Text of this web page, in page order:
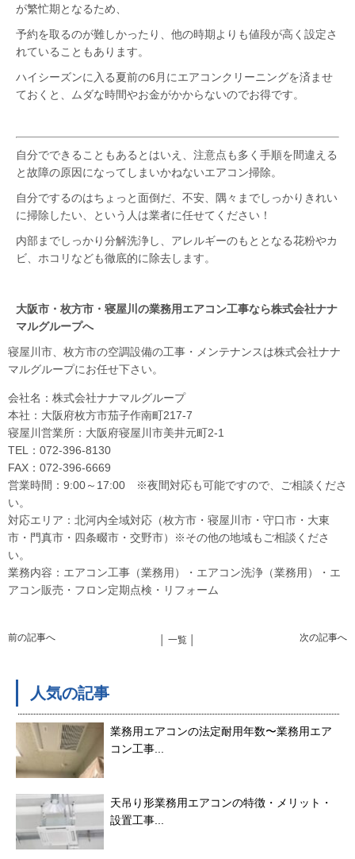
が繁忙期となるため、
予約を取るのが難しかったり、他の時期よりも値段が高く設定さ
れていることもあります。
ハイシーズンに入る夏前の6月にエアコンクリーニングを済ませ
ておくと、ムダな時間やお金がかからないのでお得です。
自分でできることもあるとはいえ、注意点も多く手順を間違える
と故障の原因になってしまいかねないエアコン掃除。
自分でするのはちょっと面倒だ、不安、隅々までしっかりきれい
に掃除したい、という人は業者に任せてください！
内部までしっかり分解洗浄し、アレルギーのもととなる花粉やカ
ビ、ホコリなども徹底的に除去します。
大阪市・枚方市・寝屋川の業務用エアコン工事なら株式会社ナナ
マルグループへ
寝屋川市、枚方市の空調設備の工事・メンテナンスは株式会社ナナ
マルグループにお任せ下さい。
会社名：株式会社ナナマルグループ
本社：大阪府枚方市茄子作南町217-7
寝屋川営業所：大阪府寝屋川市美井元町2-1
TEL：072-396-8130
FAX：072-396-6669
営業時間：9:00～17:00 ※夜間対応も可能ですので、ご相談くださ
い。
対応エリア：北河内全域対応（枚方市・寝屋川市・守口市・大東
市・門真市・四条畷市・交野市）※その他の地域もご相談くださ
い。
業務内容：エアコン工事（業務用）・エアコン洗浄（業務用）・エ
アコン販売・フロン定期点検・リフォーム
前の記事へ 次の記事へ
│ 一覧 │
人気の記事
業務用エアコンの法定耐用年数〜業務用エア
コン工事...
天吊り形業務用エアコンの特徴・メリット・
設置工事...